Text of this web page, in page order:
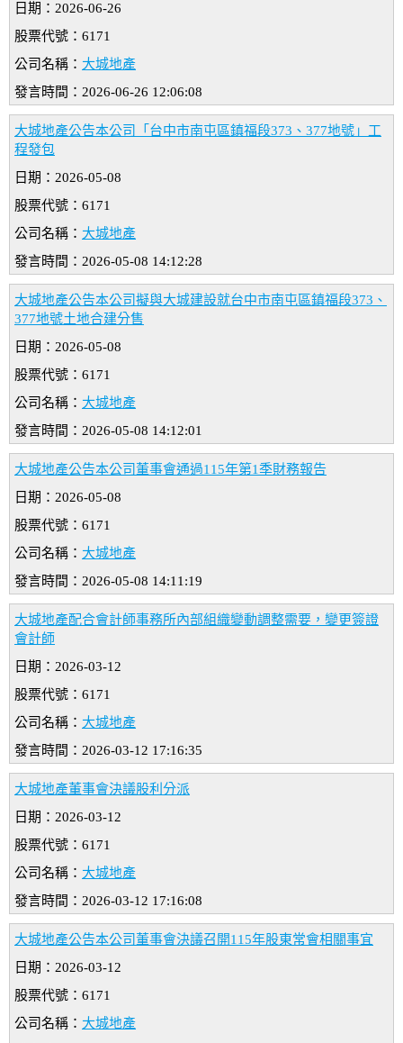
日期：2026-06-26
股票代號：6171
公司名稱： 大城地產
發言時間：2026-06-26 12:06:08
大城地產公告本公司「台中市南屯區鎮福段373、377地號」工
程發包
日期：2026-05-08
股票代號：6171
公司名稱： 大城地產
發言時間：2026-05-08 14:12:28
大城地產公告本公司擬與大城建設就台中市南屯區鎮福段373、
377地號土地合建分售
日期：2026-05-08
股票代號：6171
公司名稱： 大城地產
發言時間：2026-05-08 14:12:01
大城地產公告本公司董事會通過115年第1季財務報告
日期：2026-05-08
股票代號：6171
公司名稱： 大城地產
發言時間：2026-05-08 14:11:19
大城地產配合會計師事務所內部組織變動調整需要，變更簽證
會計師
日期：2026-03-12
股票代號：6171
公司名稱： 大城地產
發言時間：2026-03-12 17:16:35
大城地產董事會決議股利分派
日期：2026-03-12
股票代號：6171
公司名稱： 大城地產
發言時間：2026-03-12 17:16:08
大城地產公告本公司董事會決議召開115年股東常會相關事宜
日期：2026-03-12
股票代號：6171
公司名稱： 大城地產